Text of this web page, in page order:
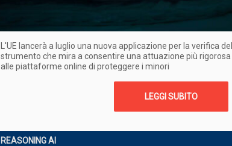
L'UE lancerà a luglio una nuova applicazione per la verifica
strumento che mira a consentire una attuazione più
alle piattaforme online di proteggere i minori
LEGGI SUBITO
REASONING AI